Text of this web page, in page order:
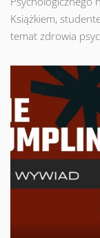
Książkiem,
temat zdrowia